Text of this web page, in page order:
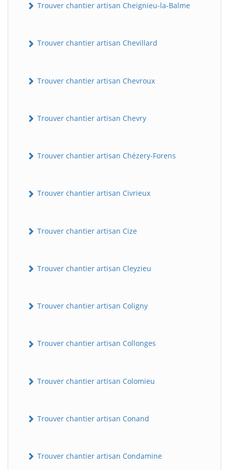
Trouver chantier artisan Cheignieu-la-Balme
Trouver chantier artisan Chevillard
Trouver chantier artisan Chevroux
Trouver chantier artisan Chevry
Trouver chantier artisan Chézery-Forens
Trouver chantier artisan Civrieux
Trouver chantier artisan Cize
Trouver chantier artisan Cleyzieu
Trouver chantier artisan Coligny
Trouver chantier artisan Collonges
Trouver chantier artisan Colomieu
Trouver chantier artisan Conand
Trouver chantier artisan Condamine